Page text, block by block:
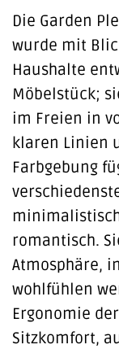
Die Garden
wurde mit
Haushalte
Möbelstück;
im Freien in
klaren Linien
Farbgebung
romantisch.
Atmosphäre,
wohlfühlen
Ergonomie
Sitzkomfort,